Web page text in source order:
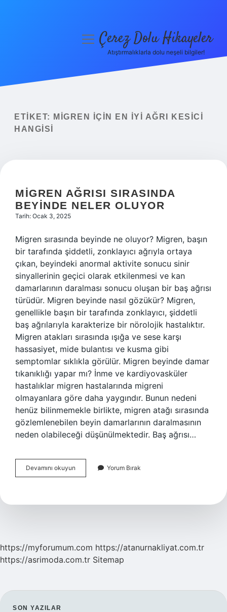
Yasal Uyarı
menüyüÇerez Dolu Hikayeler
Atıştırmalıklarla dolu neşeli bilgiler!
ETIKET:
MIGREN IÇIN EN IYI AĞRI KESICI
HANGISI
MIGREN AĞRISI SIRASINDA
BEYINDE NELER OLUYOR
Tarih: Ocak 3, 2025
Migren sırasında beyinde ne oluyor? Migren, başın
bir tarafında şiddetli, zonklayıcı ağrıyla ortaya
çıkan, beyindeki anormal aktivite sonucu sinir
sinyallerinin geçici olarak etkilenmesi ve kan
damarlarının daralması sonucu oluşan bir baş ağrısı
türüdür. Migren beyinde nasıl gözükür? Migren,
genellikle başın bir tarafında zonklayıcı, şiddetli
baş ağrılarıyla karakterize bir nörolojik hastalıktır.
Migren atakları sırasında ışığa ve sese karşı
hassasiyet, mide bulantısı ve kusma gibi
semptomlar sıklıkla görülür. Migren beyinde damar
tıkanıklığı yapar mı? İnme ve kardiyovasküler
hastalıklar migren hastalarında migreni
olmayanlara göre daha yaygındır. Bunun nedeni
henüz bilinmemekle birlikte, migren atağı sırasında
gözlemlenebilen beyin damarlarının daralmasının
neden olabileceği düşünülmektedir. Baş ağrısı…
Devamını okuyun
Ağrısı
Neler
Yorum Bırak
https://myforumum.com https://atanurnakliyat.com.tr
https://asrimoda.com.tr Sitemap
SON YAZILAR